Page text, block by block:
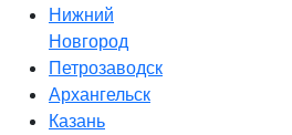
Нижний
Новгород
Петрозаводск
Архангельск
Казань